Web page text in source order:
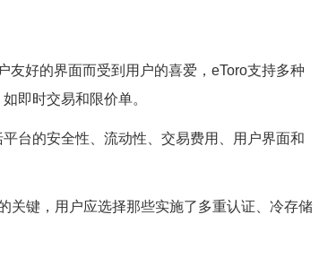
友好的界面而受到用户的喜爱，eToro支持多种
即时交易和限价单。
台的安全性、流动性、交易费用、用户界面和
关键，用户应选择那些实施了多重认证、冷存储